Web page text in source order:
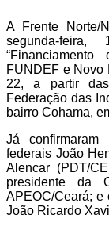
A Frente Norte/
segunda-
FUNDEF e Novo
22, a partir
Federação das
bairro Cohama,
Já confirmaram
federais João
Alencar (PDT/
presidente da
APEOC/Ceará; e
João Ricardo